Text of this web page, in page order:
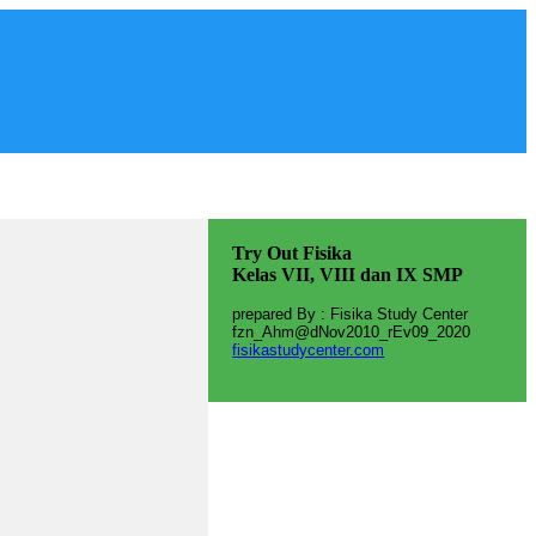
Try Out Fisika
Kelas VII, VIII dan IX SMP
prepared By : Fisika Study Center
fzn_Ahm@dNov2010_rEv09_2020
fisikastudycenter.com